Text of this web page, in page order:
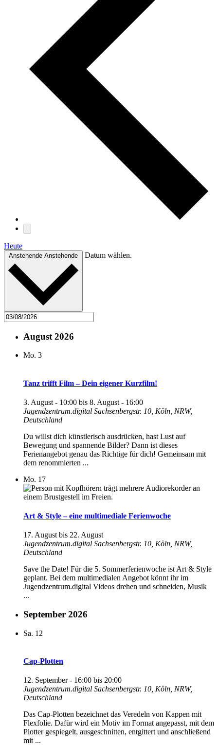
Heute
Anstehende Anstehende Datum wählen.
August 2026
Mo. 3
Tanz trifft Film – Dein eigener Kurzfilm!
3. August - 10:00 bis 8. August - 16:00
Jugendzentrum.digital Sachsenbergstr. 10, Köln, NRW,
Deutschland
Du willst dich künstlerisch ausdrücken, hast Lust auf
Bewegung und spannende Bilder? Dann ist dieses
Ferienangebot genau das Richtige für dich! Gemeinsam mit
dem renommierten ...
Mo. 17
Art & Style – eine multimediale Ferienwoche
17. Augustbis 22. August
Jugendzentrum.digital Sachsenbergstr. 10, Köln, NRW,
Deutschland
Save the Date! Für die 5. Sommerferienwoche ist Art & Style
geplant. Bei dem multimedialen Angebot könnt ihr im
Jugendzentrum.digital Videos drehen und schneiden, Musik
...
September 2026
Sa. 12
Cap-Plotten
12. September - 16:00 bis 20:00
Jugendzentrum.digital Sachsenbergstr. 10, Köln, NRW,
Deutschland
Das Cap-Plotten bezeichnet das Veredeln von Kappen mit
Flexfolie. Dafür wird ein Motiv im Format angepasst, mit dem
Plotter gespiegelt, ausgeschnitten, entgittert und anschließend
mit ...